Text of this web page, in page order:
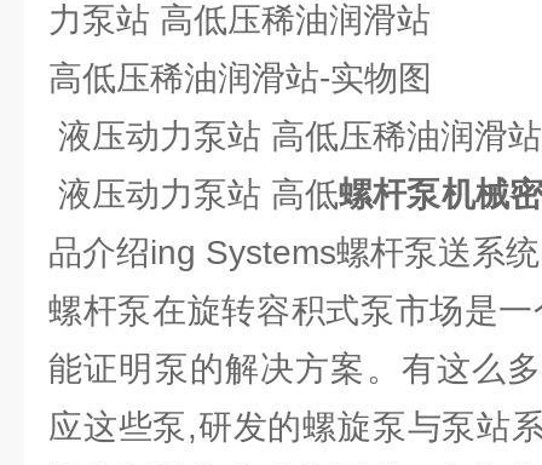
力泵站 高低压稀油润滑站
高低压稀油润滑站-实物图
液压动力泵站 高低压稀油润滑
液压动力泵站 高低螺杆泵机械
品介绍ing Systems螺杆泵送系统
螺杆泵在旋转容积式泵市场是
能证明泵的解决方案。有这么
应这些泵,研发的螺旋泵与泵站